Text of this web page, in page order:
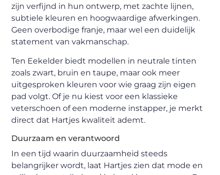
zijn verfijnd in hun ontwerp, met zachte lijnen,
subtiele kleuren en hoogwaardige afwerkingen.
Geen overbodige franje, maar wel een duidelijk
statement van vakmanschap.
Ten Eekelder biedt modellen in neutrale tinten
zoals zwart, bruin en taupe, maar ook meer
uitgesproken kleuren voor wie graag zijn eigen
pad volgt. Of je nu kiest voor een klassieke
veterschoen of een moderne instapper, je merkt
direct dat Hartjes kwaliteit ademt.
Duurzaam en verantwoord
In een tijd waarin duurzaamheid steeds
belangrijker wordt, laat Hartjes zien dat mode en